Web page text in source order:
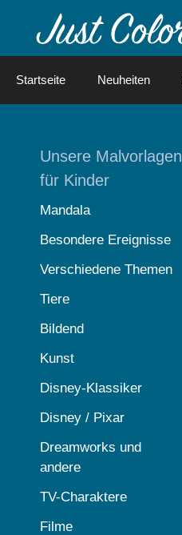
Startseite Neuheiten
Unsere Malvorlagen
für Kinder
Mandala
Besondere Ereignisse
Verschiedene Themen
Tiere
Bildend
Kunst
Disney-Klassiker
Disney / Pixar
Dreamworks und
andere
TV-Charaktere
Filme